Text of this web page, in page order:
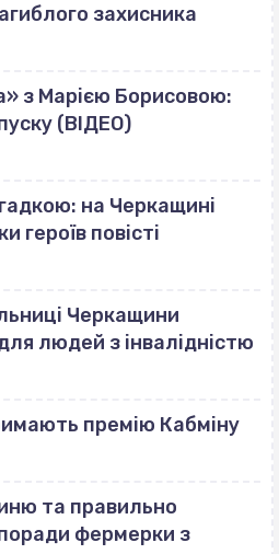
захисника
з Марією Борисовою:
(ВІДЕО)
на Черкащині
героїв повісті
Черкащини
людей з інвалідністю
премію Кабміну
та правильно
поради фермерки з